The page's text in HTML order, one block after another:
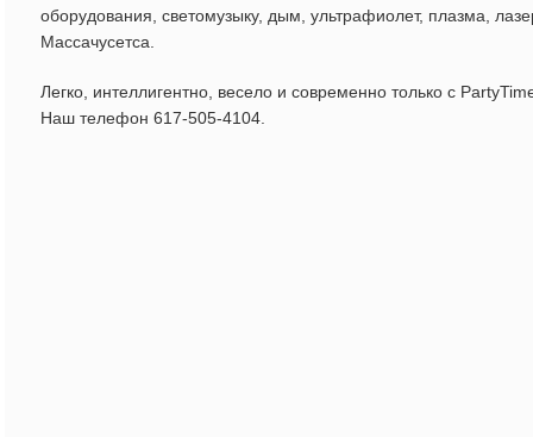
оборудования, светомузыку, дым, ультрафиолет, плазма,
Массачусетса.
Легко, интеллигентно, весело и современно только с
Наш телефон 617-505-4104.